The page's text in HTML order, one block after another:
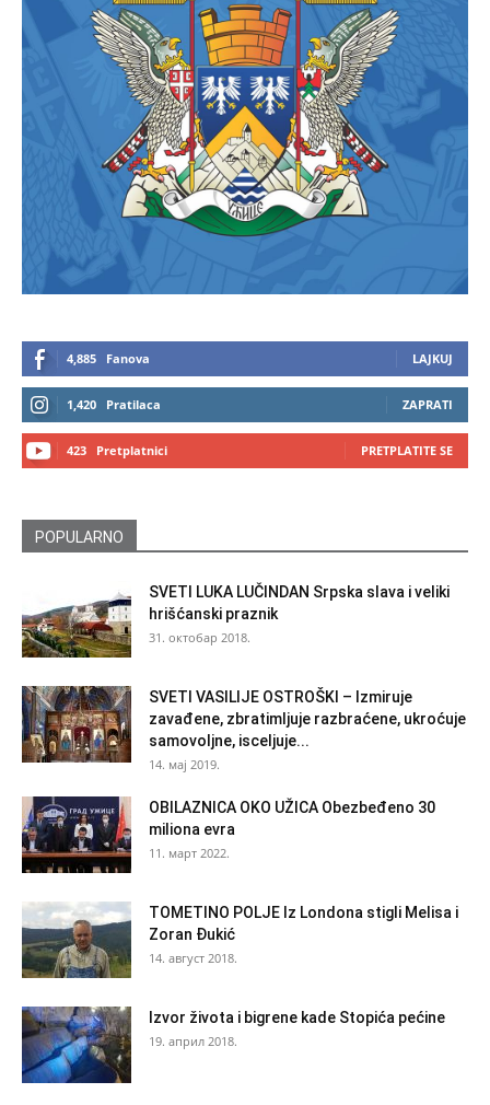
4,885 Fanova LAJKUJ
1,420 Pratilaca ZAPRATI
423 Pretplatnici PRETPLATITE SE
POPULARNO
SVETI LUKA LUČINDAN Srpska slava i veliki
hrišćanski praznik
31. октобар 2018.
SVETI VASILIJE OSTROŠKI – Izmiruje
zavađene, zbratimljuje razbraćene, ukroćuje
samovoljne, isceljuje...
14. мај 2019.
OBILAZNICA OKO UŽICA Obezbeđeno 30
miliona evra
11. март 2022.
TOMETINO POLJE Iz Londona stigli Melisa i
Zoran Đukić
14. август 2018.
Izvor života i bigrene kade Stopića pećine
19. април 2018.